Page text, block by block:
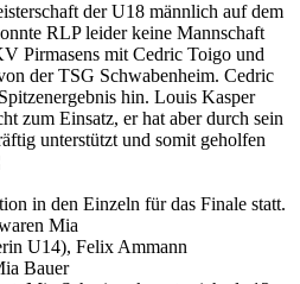
der U18 männlich auf dem
RLP leider keine Mannschaft
Pirmasens mit Cedric Toigo und
der TSG Schwabenheim. Cedric
hin. Louis Kasper
zum Einsatz, er hat aber durch sein
unterstützt und somit geholfen
in den Einzeln für das Finale statt.
Mia
U14), Felix Ammann
Bauer